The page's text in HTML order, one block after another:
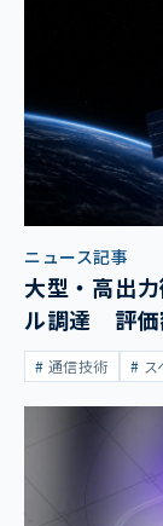
ニュース記事
大型・高出
ル調達 評価
通信技術